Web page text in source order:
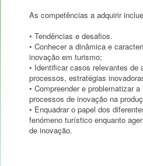
As competências a adquirir
• Tendências e desafios.
• Conhecer a dinâmica e
inovação em turismo;
• Identificar casos relevantes de
processos, estratégias
• Compreender e problematizar
processos de inovação na
• Enquadrar o papel dos
fenómeno turístico enquanto